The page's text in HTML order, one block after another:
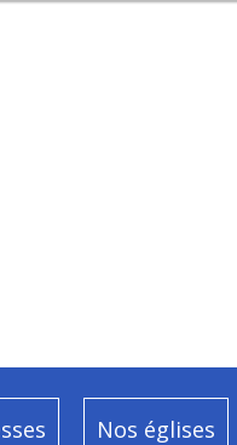
Nos églises